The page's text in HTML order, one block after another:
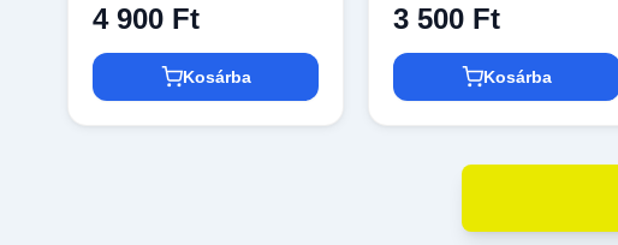
4 900 Ft
Kosárba
3 500 Ft
Kosárba